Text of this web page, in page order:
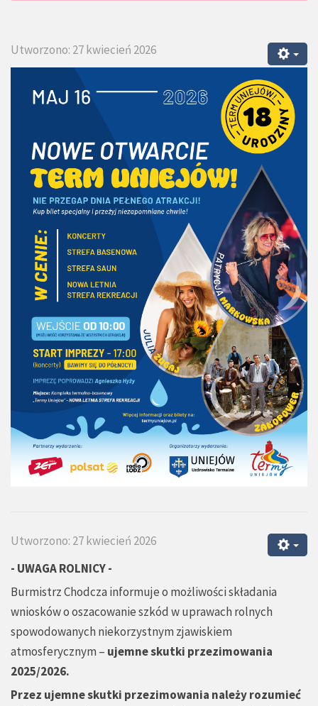
Utworzono: 27 kwiecień 2026
Utworzono: 27 kwiecień 2026
- UWAGA ROLNICY -
Burmistrz Chodcza informuje o możliwości składania
wniosków o oszacowanie szkód w uprawach rolnych
spowodowanych niekorzystnym zjawiskiem
atmosferycznym – ujemne skutki przezimowania
2025/2026.
Przez ujemne skutki przezimowania należy rozumieć